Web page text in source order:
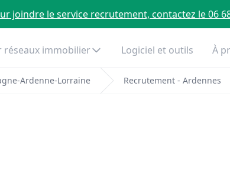
joindre le service recrutement, contactez le 06
réseaux immobilier Logiciel et outils À
Ardenne-Lorraine Recrutement - Ardennes